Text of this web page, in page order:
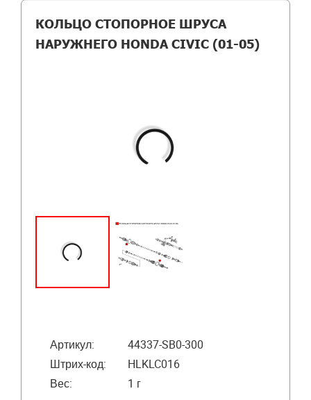
КОЛЬЦО СТОПОРНОЕ ШРУСА
НАРУЖНЕГО HONDA CIVIC (01-05)
Артикул:
44337-SB0-300
Штрих-код:
HLKLC016
Вес:
1 г